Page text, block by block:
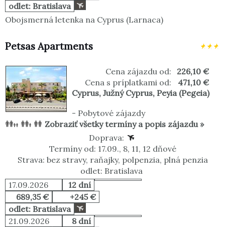
odlet: Bratislava
Obojsmerná letenka na Cyprus (Larnaca)
Petsas Apartments
Cena zájazdu od:
226,10 €
Cena s príplatkami od:
471,10 €
Cyprus, Južný Cyprus, Peyia (Pegeia)
- Pobytové zájazdy
Zobraziť všetky termíny a popis zájazdu »
Doprava:
Termíny od: 17.09., 8, 11, 12 dňové
Strava: bez stravy, raňajky, polpenzia, plná penzia
odlet: Bratislava
17.09.2026
12 dní
689,35 €
+245 €
odlet: Bratislava
21.09.2026
8 dní